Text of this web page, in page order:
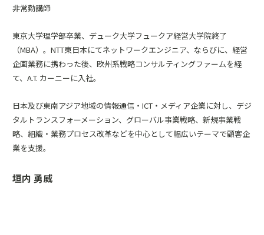
非常勤講師
東京大学理学部卒業、デューク大学フュークア経営大学院終了
（MBA）。NTT東日本にてネットワークエンジニア、ならびに、経営
企画業務に携わった後、欧州系戦略コンサルティングファームを経
て、A.T. カーニーに入社。
日本及び東南アジア地域の情報通信・ICT・メディア企業に対し、デジ
タルトランスフォーメーション、グローバル事業戦略、新規事業戦
略、組織・業務プロセス改革などを中心として幅広いテーマで顧客企
業を支援。
垣内 勇威